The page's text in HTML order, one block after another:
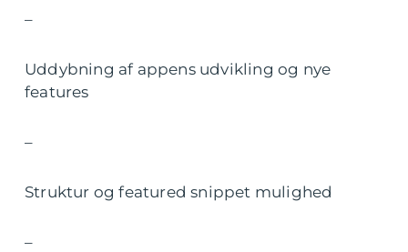
–
Uddybning af appens udvikling og nye
features
–
Struktur og featured snippet mulighed
–